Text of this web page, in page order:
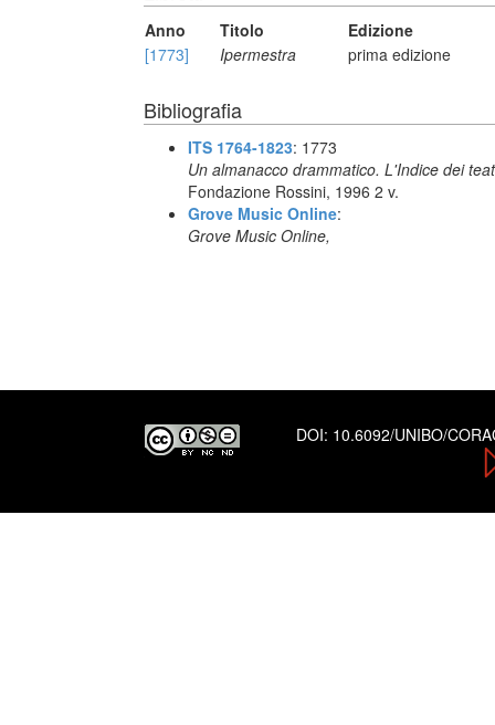
Anno Titolo
Edizione
[1773]
Ipermestra prima edizione
Bibliografia
ITS 1764-1823: 1773
Un almanacco drammatico. L'Indice dei
Fondazione Rossini, 1996 2 v.
Grove Music Online:
Grove Music Online,
DOI: 10.6092/UNIBO/